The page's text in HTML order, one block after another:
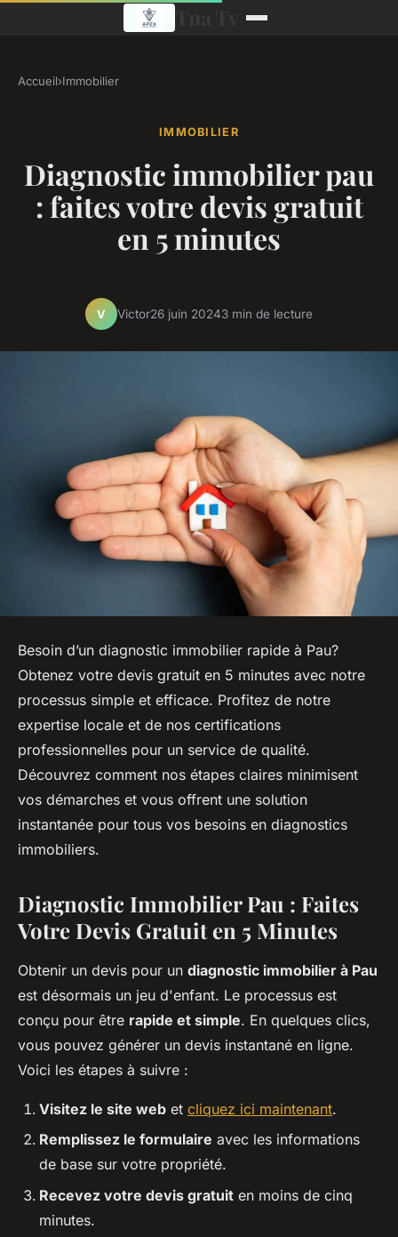
Accueil›Immobilier
IMMOBILIER
Diagnostic immobilier pau
: faites votre devis gratuit
en 5 minutes
V Victor26 juin 20243 min de lecture
Besoin d’un diagnostic immobilier rapide à Pau?
Obtenez votre devis gratuit en 5 minutes avec notre
processus simple et efficace. Profitez de notre
expertise locale et de nos certifications
professionnelles pour un service de qualité.
Découvrez comment nos étapes claires minimisent
vos démarches et vous offrent une solution
instantanée pour tous vos besoins en diagnostics
immobiliers.
Diagnostic Immobilier Pau : Faites
Votre Devis Gratuit en 5 Minutes
Obtenir un devis pour un diagnostic immobilier à Pau
est désormais un jeu d'enfant. Le processus est
conçu pour être rapide et simple. En quelques clics,
vous pouvez générer un devis instantané en ligne.
Voici les étapes à suivre :
Visitez le site web et cliquez ici maintenant.
Remplissez le formulaire avec les informations
de base sur votre propriété.
Recevez votre devis gratuit en moins de cinq
minutes.